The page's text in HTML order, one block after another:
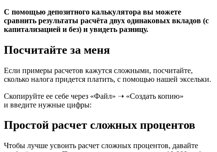
С помощью депозитного калькулятора вы можете
сравнить результаты расчёта двух одинаковых вкладов (с
капитализацией и без) и увидеть разницу.
Посчитайте за меня
Если примеры расчетов кажутся сложными, посчитайте,
сколько налога придется платить, с помощью нашей эксельки.
Скопируйте ее себе через «Файл» ➝ «Создать копию»
и введите нужные цифры:
Простой расчет сложных процентов
Чтобы лучше усвоить расчет сложных процентов, давайте